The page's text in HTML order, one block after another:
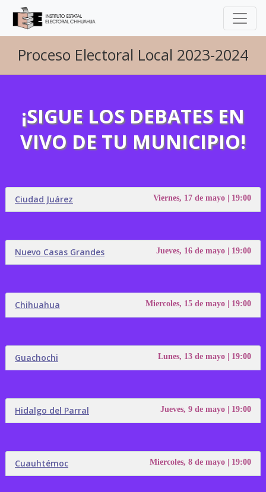
Proceso Electoral Local 2023-2024
¡SIGUE LOS DEBATES EN
VIVO DE TU MUNICIPIO!
Ciudad Juárez Viernes, 17 de mayo | 19:00
Nuevo Casas Grandes Jueves, 16 de mayo | 19:00
Chihuahua Miercoles, 15 de mayo | 19:00
Guachochi Lunes, 13 de mayo | 19:00
Hidalgo del Parral Jueves, 9 de mayo | 19:00
Cuauhtémoc Miercoles, 8 de mayo | 19:00